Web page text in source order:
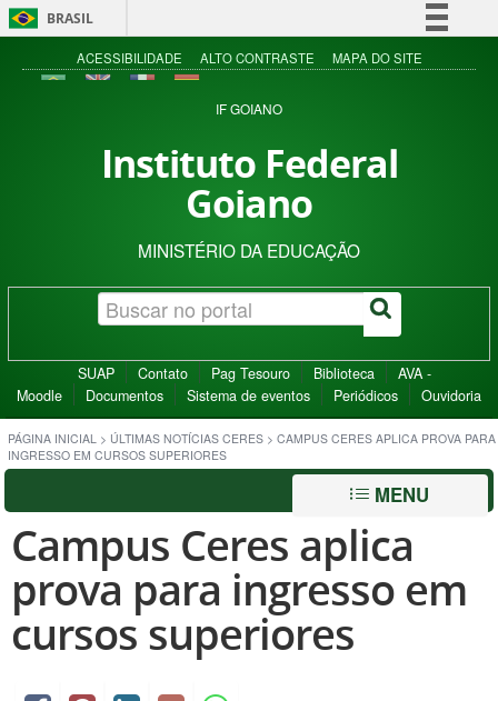
BRASIL
Simplifique!
Acesso à informação
ACESSIBILIDADE ALTO CONTRASTE MAPA DO SITE
IF GOIANO
Instituto Federal
Goiano
MINISTÉRIO DA EDUCAÇÃO
SUAP Contato Pag Tesouro Biblioteca
AVA -
Moodle
Documentos Sistema de eventos Periódicos Ouvidoria
PÁGINA INICIAL > ÚLTIMAS NOTÍCIAS CERES > CAMPUS CERES APLICA PROVA PARA
INGRESSO EM CURSOS SUPERIORES
MENU
Campus Ceres aplica
prova para ingresso em
cursos superiores